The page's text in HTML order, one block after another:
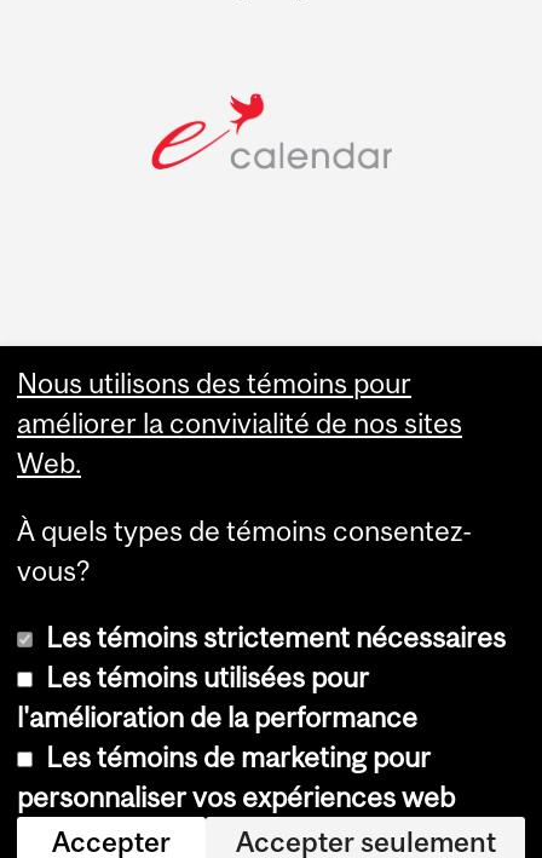
Faculty Links
Contact
© Université McGill, 2026
Accessibilité
Avis sur les témoins
Nous utilisons des témoins pour
améliorer la convivialité de nos sites
Web.
À quels types de témoins consentez-
vous?
Les témoins strictement nécessaires
Les témoins utilisées pour
l'amélioration de la performance
Les témoins de marketing pour
personnaliser vos expériences web
Accepter
Accepter seulement